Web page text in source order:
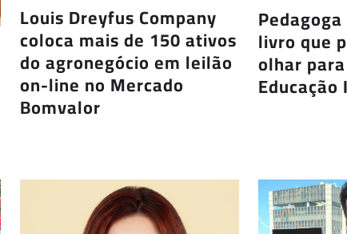
Louis Dreyfus Company
coloca mais de 150 ativos
do agronegócio em leilão
on-line no Mercado
Bomvalor
livro que
olhar